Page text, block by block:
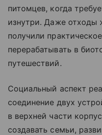
питомцев, когда
изнутри. Даже отходы
получили
перерабатывать в
путешествий.
Социальный аспект
соединение двух
в верхней части
создавать семьи,